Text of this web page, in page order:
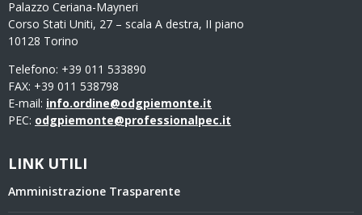
Palazzo Ceriana-Mayneri
Corso Stati Uniti, 27 – scala A destra, II piano
10128 Torino
Telefono: +39 011 533890
FAX: +39 011 538798
E-mail: info.ordine@odgpiemonte.it
PEC: odgpiemonte@professionalpec.it
LINK UTILI
Amministrazione Trasparente